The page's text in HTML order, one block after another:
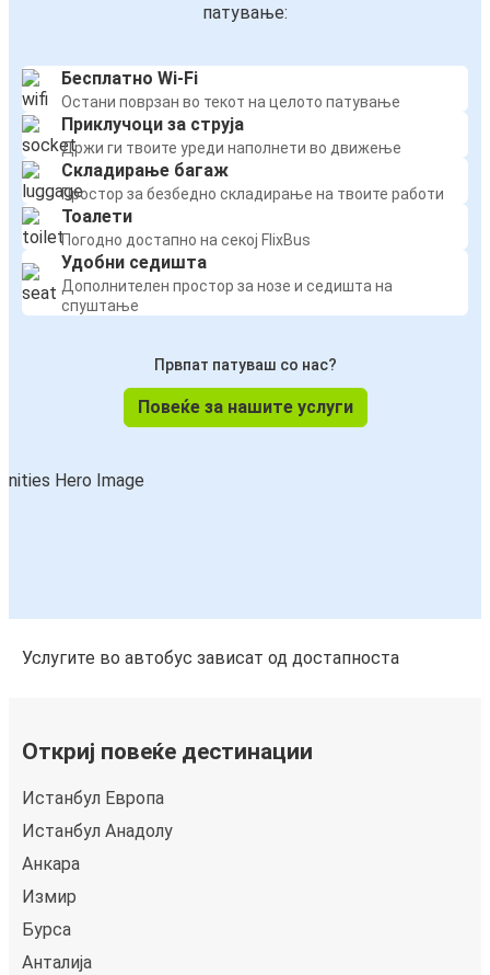
патување:
Бесплатно Wi-Fi
Остани поврзан во текот на целото патување
Приклучоци за струја
Држи ги твоите уреди наполнети во движење
Складирање багаж
Простор за безбедно складирање на твоите работи
Тоалети
Погодно достапно на секој FlixBus
Удобни седишта
Дополнителен простор за нозе и седишта на
спуштање
Првпат патуваш со нас?
Повеќе за нашите услуги
Услугите во автобус зависат од достапноста
Откриј повеќе дестинации
Истанбул Европа
Истанбул Анадолу
Анкара
Измир
Бурса
Анталија